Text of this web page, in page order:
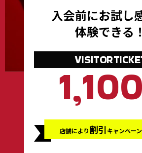
入会前にお試し
体験できる！
店舗により割引キャンペー